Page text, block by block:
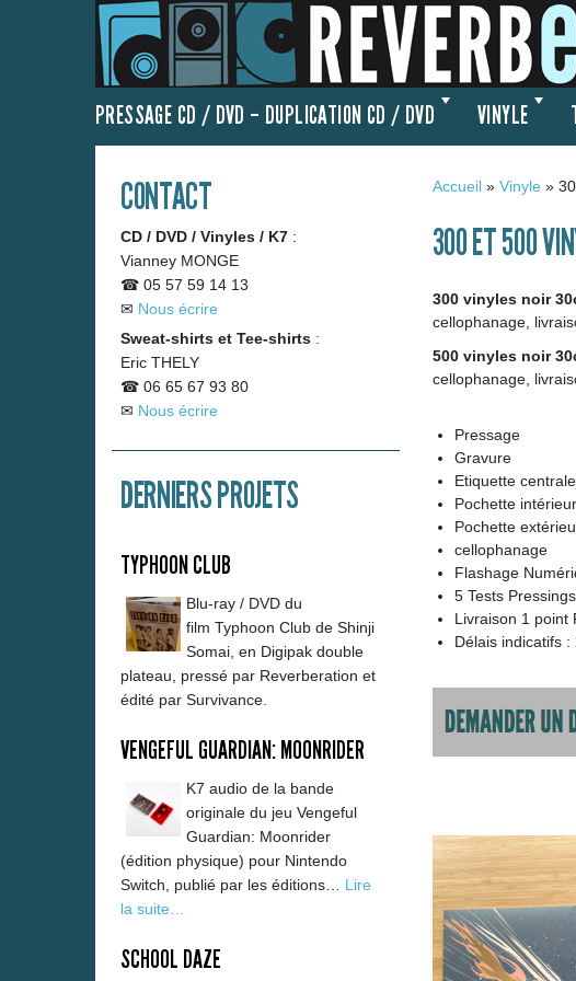
PRESSAGE CD / DVD – DUPLICATION CD / DVD VINYLE
CONTACT
CD / DVD / Vinyles / K7 :
Vianney MONGE
☎ 05 57 59 14 13
✉ Nous écrire
Sweat-shirts et Tee-shirts:
Eric THELY
☎ 06 65 67 93 80
✉ Nous écrire
DERNIERS PROJETS
TYPHOON CLUB
Blu-ray / DVD du
film Typhoon Club de Shinji
Somai, en Digipak double
plateau, pressé par Reverberation et
édité par Survivance.
VENGEFUL GUARDIAN: MOONRIDER
K7 audio de la bande
originale du jeu Vengeful
Guardian: Moonrider
(édition physique) pour Nintendo
Switch, publié par les éditions… Lire
la suite…
SCHOOL DAZE
Accueil» Vinyle »
300 ET 500
300 vinyles noir
cellophanage,
500 vinyles noir
cellophanage,
Pressage
Gravure
Etiquette
Pochette
Pochette
cellophanage
Flashage
5 Tests Pressings
Livraison 1 point
Délais indicatifs